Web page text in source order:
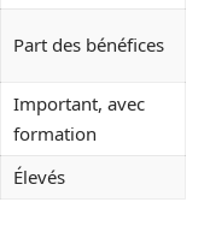
Part des bénéfices
Important, avec
formation
Élevés